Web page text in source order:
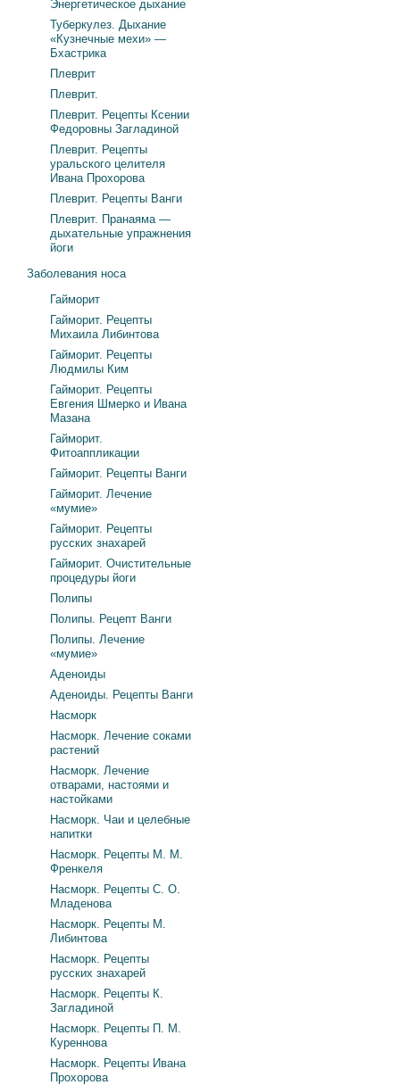
Энергетическое дыхание
Туберкулез. Дыхание
«Кузнечные мехи» —
Бхастрика
Плеврит
Плеврит.
Плеврит. Рецепты Ксении
Федоровны Загладиной
Плеврит. Рецепты
уральского целителя
Ивана Прохорова
Плеврит. Рецепты Ванги
Плеврит. Пранаяма —
дыхательные упражнения
йоги
Заболевания носа
Гайморит
Гайморит. Рецепты
Михаила Либинтова
Гайморит. Рецепты
Людмилы Ким
Гайморит. Рецепты
Евгения Шмерко и Ивана
Мазана
Гайморит.
Фитоаппликации
Гайморит. Рецепты Ванги
Гайморит. Лечение
«мумие»
Гайморит. Рецепты
русских знахарей
Гайморит. Очистительные
процедуры йоги
Полипы
Полипы. Рецепт Ванги
Полипы. Лечение
«мумие»
Аденоиды
Аденоиды. Рецепты Ванги
Насморк
Насморк. Лечение соками
растений
Насморк. Лечение
отварами, настоями и
настойками
Насморк. Чаи и целебные
напитки
Насморк. Рецепты М. М.
Френкеля
Насморк. Рецепты С. О.
Младенова
Насморк. Рецепты М.
Либинтова
Насморк. Рецепты
русских знахарей
Насморк. Рецепты К.
Загладиной
Насморк. Рецепты П. М.
Куреннова
Насморк. Рецепты Ивана
Прохорова